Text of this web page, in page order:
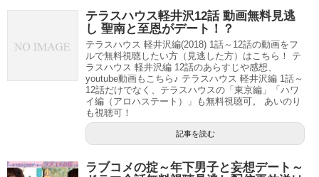
テラスハウス軽井沢12話 動画無料見逃
し 聖南と至恩がデート！？
テラスハウス 軽井沢編(2018) 1話～12話の動画をフ
ルで無料視聴したい方（見逃した方）はこちら！ テ
ラスハウス 軽井沢編 12話のあらすじや感想、
youtube動画もこちら♪ テラスハウス 軽井沢編 1話～
12話だけでなく、テラスハウスの「東京編」「ハワ
イ編（アロハステート）」も無料視聴可。 あいのり
も視聴可！
記事を読む
ラブコメの掟～年下男子と妄想デート～